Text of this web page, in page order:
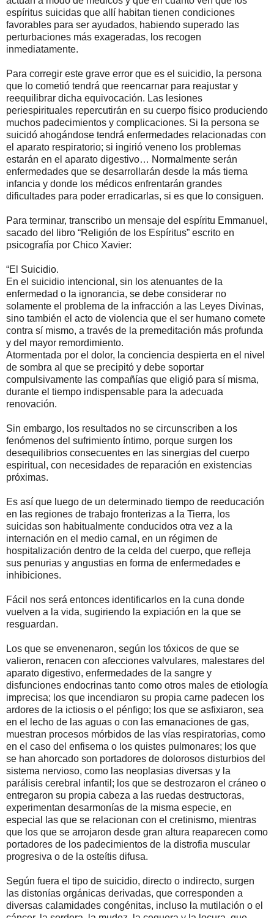
espíritus suicidas que allí habitan tienen condiciones
favorables para ser ayudados, habiendo superado las
perturbaciones más exageradas, los recogen
inmediatamente.
Para corregir este grave error que es el suicidio, la persona
que lo cometió tendrá que reencarnar para reajustar y
reequilibrar dicha equivocación. Las lesiones
periespirituales repercutirán en su cuerpo físico produciendo
muchos padecimientos y complicaciones. Si la persona se
suicidó ahogándose tendrá enfermedades relacionadas con
el aparato respiratorio; si ingirió veneno los problemas
estarán en el aparato digestivo… Normalmente serán
enfermedades que se desarrollarán desde la más tierna
infancia y donde los médicos enfrentarán grandes
dificultades para poder erradicarlas, si es que lo consiguen.
Para terminar, transcribo un mensaje del espíritu Emmanuel,
sacado del libro “Religión de los Espíritus” escrito en
psicografía por Chico Xavier:
“El Suicidio.
En el suicidio intencional, sin los atenuantes de la
enfermedad o la ignorancia, se debe considerar no
solamente el problema de la infracción a las Leyes Divinas,
sino también el acto de violencia que el ser humano comete
contra sí mismo, a través de la premeditación más profunda
y del mayor remordimiento.
Atormentada por el dolor, la conciencia despierta en el nivel
de sombra al que se precipitó y debe soportar
compulsivamente las compañías que eligió para sí misma,
durante el tiempo indispensable para la adecuada
renovación.
Sin embargo, los resultados no se circunscriben a los
fenómenos del sufrimiento íntimo, porque surgen los
desequilibrios consecuentes en las sinergias del cuerpo
espiritual, con necesidades de reparación en existencias
próximas.
Es así que luego de un determinado tiempo de reeducación
en las regiones de trabajo fronterizas a la Tierra, los
suicidas son habitualmente conducidos otra vez a la
internación en el medio carnal, en un régimen de
hospitalización dentro de la celda del cuerpo, que refleja
sus penurias y angustias en forma de enfermedades e
inhibiciones.
Fácil nos será entonces identificarlos en la cuna donde
vuelven a la vida, sugiriendo la expiación en la que se
resguardan.
Los que se envenenaron, según los tóxicos de que se
valieron, renacen con afecciones valvulares, malestares del
aparato digestivo, enfermedades de la sangre y
disfunciones endocrinas tanto como otros males de etiología
imprecisa; los que incendiaron su propia carne padecen los
ardores de la ictiosis o el pénfigo; los que se asfixiaron, sea
en el lecho de las aguas o con las emanaciones de gas,
muestran procesos mórbidos de las vías respiratorias, como
en el caso del enfisema o los quistes pulmonares; los que
se han ahorcado son portadores de dolorosos disturbios del
sistema nervioso, como las neoplasias diversas y la
parálisis cerebral infantil; los que se destrozaron el cráneo o
entregaron su propia cabeza a las ruedas destructoras,
experimentan desarmonías de la misma especie, en
especial las que se relacionan con el cretinismo, mientras
que los que se arrojaron desde gran altura reaparecen como
portadores de los padecimientos de la distrofia muscular
progresiva o de la osteítis difusa.
Según fuera el tipo de suicidio, directo o indirecto, surgen
las distonías orgánicas derivadas, que corresponden a
diversas calamidades congénitas, incluso la mutilación o el